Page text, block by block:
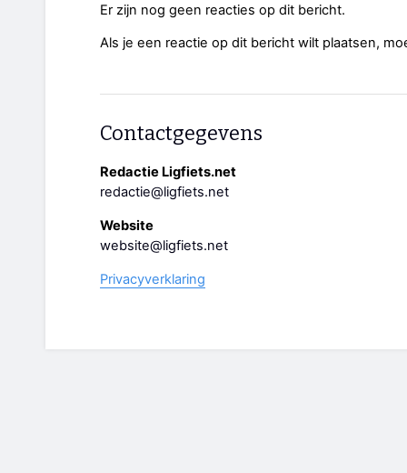
Er zijn nog geen reacties op dit bericht.
Als je een reactie op dit bericht wilt plaatsen,
Contactgegevens
Redactie Ligfiets.net
redactie@ligfiets.net
Website
website@ligfiets.net
Privacyverklaring